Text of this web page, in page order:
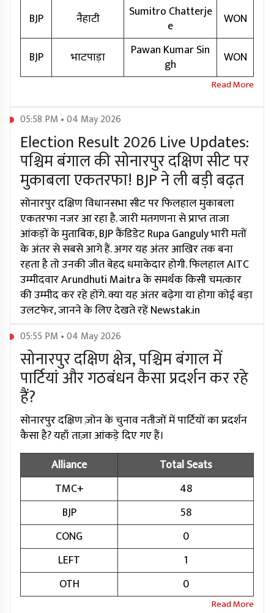
BJP नैहाटी
Sumitro Chatterje
e
WON
BJP भाटपाड़ा
Pawan Kumar Sin
gh
WON
05:58 PM • 04 May 2026
Election Result 2026 Live Updates:
पश्चिम बंगाल की सोनारपुर दक्षिण सीट पर
मुकाबला एकतरफा! BJP ने ली बड़ी बढ़त
सोनारपुर दक्षिण विधानसभा सीट पर फिलहाल मुकाबला
एकतरफा नजर आ रहा है. जारी मतगणना से प्राप्त ताजा
आंकड़ों के मुताबिक, BJP कैंडिडेट Rupa Ganguly भारी मतों
के अंतर से सबसे आगे हैं. अगर यह अंतर आखिर तक बना
रहता है तो उनकी जीत बेहद धमाकेदार होगी. फिलहाल AITC
उम्मीदवार Arundhuti Maitra के समर्थक किसी चमत्कार
की उम्मीद कर रहे होंगे. क्या यह अंतर बढ़ेगा या होगा कोई बड़ा
उलटफेर, जानने के लिए देखते रहें Newstak.in
05:55 PM • 04 May 2026
सोनारपुर दक्षिण क्षेत्र, पश्चिम बंगाल में
पार्टियां और गठबंधन कैसा प्रदर्शन कर रहे
हैं?
सोनारपुर दक्षिण ज़ोन के चुनाव नतीजों में पार्टियों का प्रदर्शन
कैसा है? यहाँ ताज़ा आंकड़े दिए गए हैं।
Alliance
Total Seats
TMC+
48
BJP
58
CONG
0
LEFT
1
OTH
0